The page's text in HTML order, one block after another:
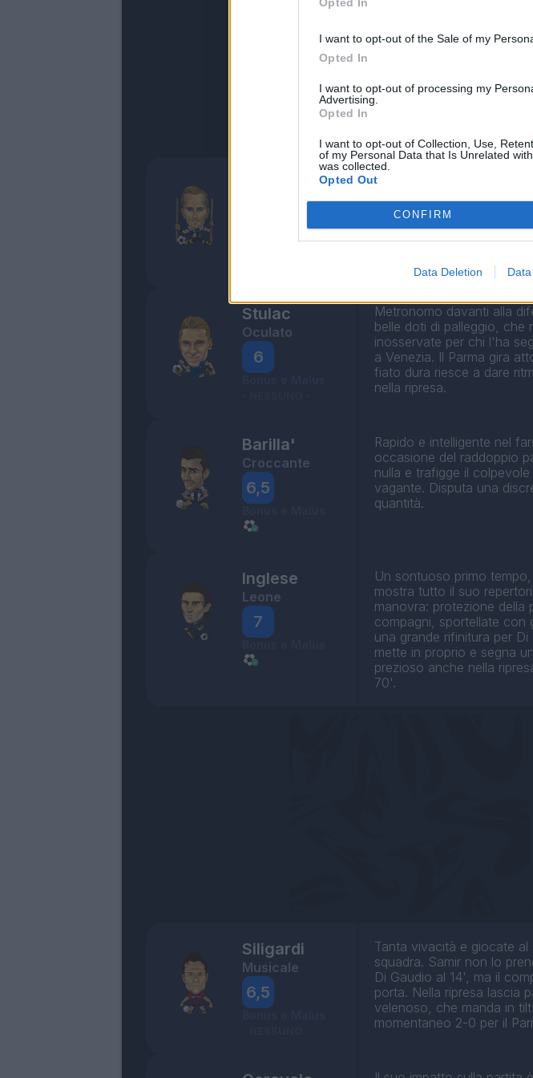
I want to opt-out of the Sale of my
Opted In
I want to opt-out of processing my
Advertising.
Opted In
I want to opt-out of Collection, Use,
of my Personal Data that Is Unrelated
was collected.
Opted Out
CONFIRM
Data Deletion
Disorientato
Entra al 66' per rilevare
prende campo e spacca in
centrocampo del Parma
anche dei subentrati, che
Stulac
Oculato
6
Metronomo davanti alla
belle doti di palleggio, che
inosservate per chi l'ha
a Venezia. Il Parma gira
fiato dura riesce a dare
nella ripresa.
Barilla'
Croccante
6,5
Rapido e intelligente nel
occasione del raddoppio
nulla e trafigge il
vagante. Disputa una
quantità.
Inglese
Leone
7
Un sontuoso primo
mostra tutto il suo
manovra: protezione della
compagni, sportellate con
una grande rifinitura per
mette in proprio e segna
prezioso anche nella
70'.
Siligardi
Musicale
6,5
Tanta vivacità e giocate al
squadra. Samir non lo
Di Gaudio al 14', ma il
porta. Nella ripresa lascia
velenoso, che manda in
momentaneo 2-0 per il